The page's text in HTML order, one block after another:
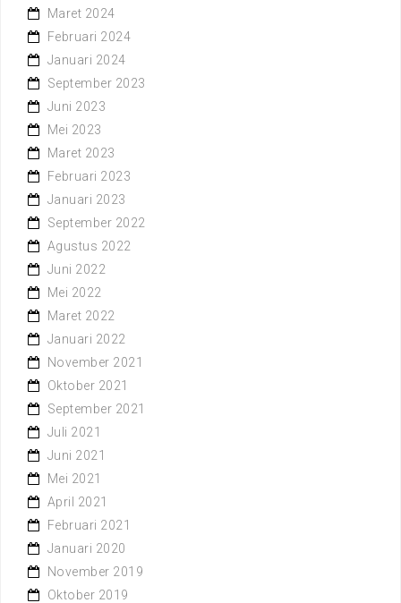
Maret 2024
Februari 2024
Januari 2024
September 2023
Juni 2023
Mei 2023
Maret 2023
Februari 2023
Januari 2023
September 2022
Agustus 2022
Juni 2022
Mei 2022
Maret 2022
Januari 2022
November 2021
Oktober 2021
September 2021
Juli 2021
Juni 2021
Mei 2021
April 2021
Februari 2021
Januari 2020
November 2019
Oktober 2019